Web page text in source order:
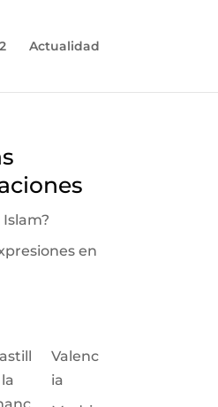
Actualidad
Islam?
en
Valenc
ia